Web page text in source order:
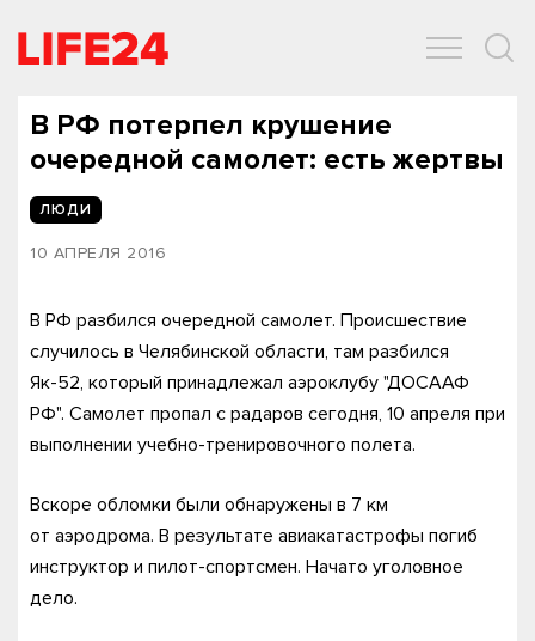
В РФ потерпел крушение
очередной самолет: есть жертвы
ЛЮДИ
10 АПРЕЛЯ 2016
В РФ разбился очередной самолет. Происшествие
случилось в Челябинской области, там разбился
Як-52, который принадлежал аэроклубу "ДОСААФ
РФ". Самолет пропал с радаров сегодня, 10 апреля при
выполнении учебно-тренировочного полета.
Вскоре обломки были обнаружены в 7 км
от аэродрома. В результате авиакатастрофы погиб
инструктор и пилот-спортсмен. Начато уголовное
дело.